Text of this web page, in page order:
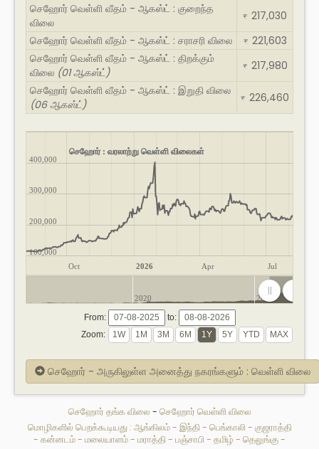
செஹோர் வெள்ளி வீதம் - ஆகஸ்ட் : குறைந்த
விலை
₹ 217,030
செஹோர் வெள்ளி வீதம் - ஆகஸ்ட் : சராசரி விலை
₹ 221,603
செஹோர் வெள்ளி வீதம் - ஆகஸ்ட் : திறக்கும்
விலை (01 ஆகஸ்ட்) ₹ 217,980
செஹோர் வெள்ளி வீதம் - ஆகஸ்ட் : இறுதி விலை
(06 ஆகஸ்ட்)
₹ 226,460
செஹோர் : வரலாற்று வெள்ளி விலைகள்
Oct 2026 Apr Jul
100,000
200,000
300,000
400,000
2020 2025
From:
to:
Zoom:
செஹோர் - அருகிலுள்ள அனைத்து நகரங்களும் : வெள்ளி விலை
செஹோர் தங்க விலை - செஹோர் வெள்ளி விலை
மொழிகளில் பெறக்கூடியது : ஆங்கிலம்- இந்தி- பெங்காலி- குஜராத்தி
- கன்னடம்- மலையாளம்- மராத்தி- பஞ்சாபி- தமிழ் - தெலுங்கு-